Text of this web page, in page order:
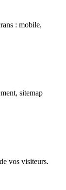
: mobile,
sitemap
vos visiteurs.